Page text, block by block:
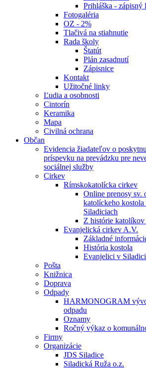
Prihláška - zápisný
Fotogaléria
OZ - 2%
Tlačivá na stiahnutie
Rada školy
Štatút
Plán zasadnutí
Zápisnice
Kontakt
Užitočné linky
Ľudia a osobnosti
Cintorín
Keramika
Mapa
Civilná ochrana
Občan
Evidencia žiadateľov o
príspevku na prevádzku pre
sociálnej služby
Cirkev
Rímskokatolícka cirkev
Online prenosy sv.
katolíckeho
Siladiciach
Z histórie
Evanjelická cirkev A.V.
Základné
História kostola
Evanjelici v
Pošta
Knižnica
Doprava
Odpady
HARMONOGRAM
odpadu
Oznamy
Ročný výkaz o
Firmy
Organizácie
JDS Siladice
Siladická Ruža o.z.